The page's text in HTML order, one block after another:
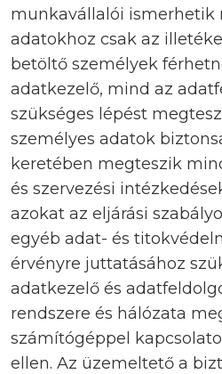
munkavállalói ismerhetik
adatokhoz csak az
betöltő személyek
adatkezelő, mind az
szükséges lépést
személyes adatok
keretében megteszik
és szervezési
azokat az eljárási
egyéb adat- és
érvényre juttatásához
adatkezelő és
rendszere és hálózata
számítógéppel
ellen. Az üzemeltető a